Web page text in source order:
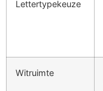
Lettertypekeuze
Witruimte